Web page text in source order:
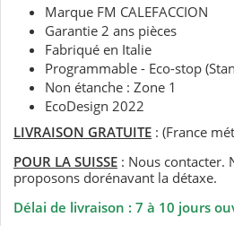
Marque FM CALEFACCION
Garantie 2 ans pièces
Fabriqué en Italie
Programmable - Eco-stop
Non étanche : Zone 1
EcoDesign 2022
LIVRAISON GRATUITE : (France
POUR LA SUISSE : Nous contacter.
proposons dorénavant la détaxe.
Délai de livraison : 7 à 10 jours